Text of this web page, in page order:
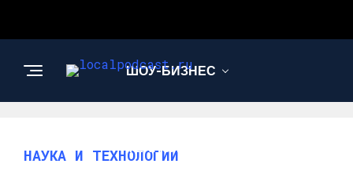
ШОУ-БИЗНЕС
ТЕХНОЛОГИИ
НАУКА И ТЕХНОЛОГИИ